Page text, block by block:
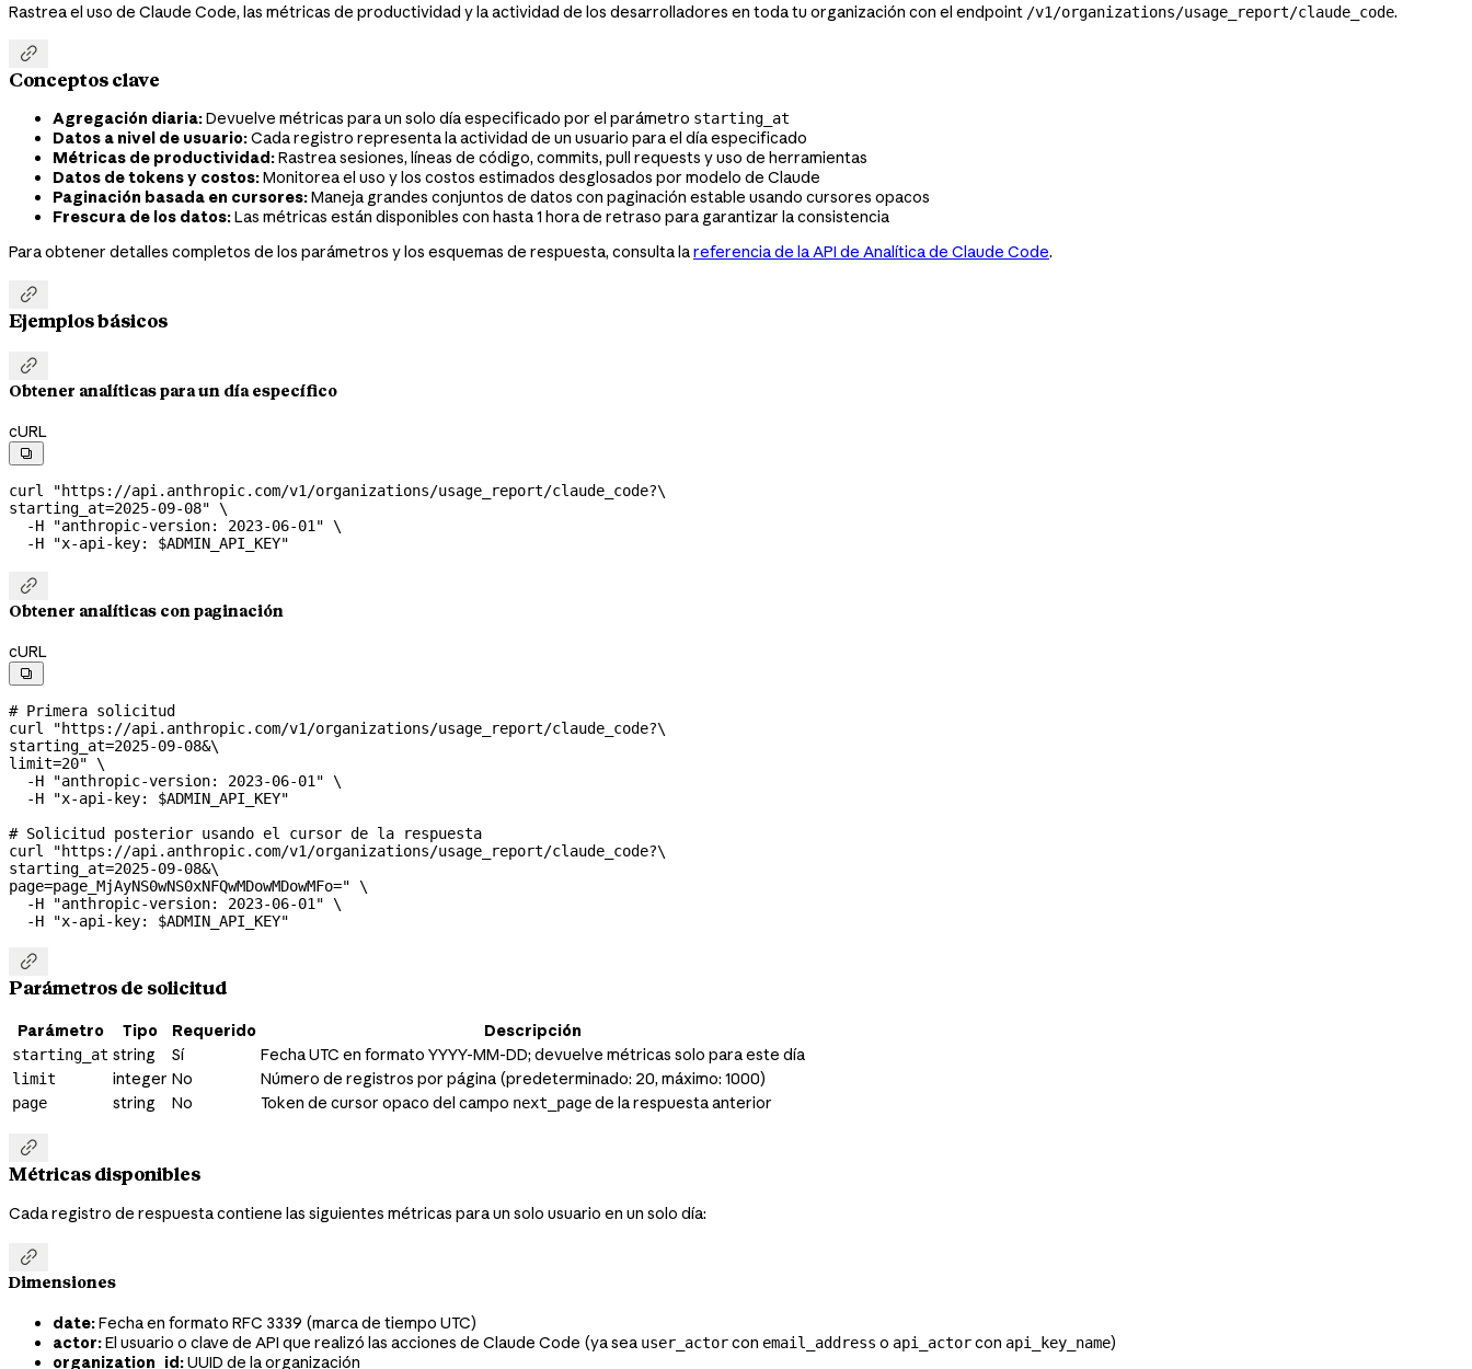
Rastrea el uso de Claude Code, las métricas de productividad y la actividad de los desarrolladores en toda tu organización con el endpoint /v1/organizations/usage_report/claude_code.

Conceptos clave
Agregación diaria:Devuelve métricas para un solo día especificado por el parámetro starting_at
Datos a nivel de usuario:Cada registro representa la actividad de un usuario para el día especificado
Métricas de productividad:Rastrea sesiones, líneas de código, commits, pull requests y uso de herramientas
Datos de tokens y costos:Monitorea el uso y los costos estimados desglosados por modelo de Claude
Paginación basada en cursores:Maneja grandes conjuntos de datos con paginación estable usando cursores opacos
Frescura de los datos:Las métricas están disponibles con hasta 1 hora de retraso para garantizar la consistencia
Para obtener detalles completos de los parámetros y los esquemas de respuesta, consulta lareferencia de la API de Analítica de Claude Code.

Ejemplos básicos

Obtener analíticas para un día específico
cURL

curl "https://api.anthropic.com/v1/organizations/usage_report/claude_code?\
starting_at=2025-09-08" \
  -H
"anthropic-version: 2023-06-01" \
  -H
"x-api-key: $ADMIN_API_KEY"

Obtener analíticas con paginación
cURL

# Primera solicitud
curl
"https://api.anthropic.com/v1/organizations/usage_report/claude_code?\
starting_at=2025-09-08&\
limit=20" \
  -H
"anthropic-version: 2023-06-01" \
  -H
"x-api-key: $ADMIN_API_KEY"
# Solicitud posterior usando el cursor de la respuesta
curl
"https://api.anthropic.com/v1/organizations/usage_report/claude_code?\
starting_at=2025-09-08&\
page=page_MjAyNS0wNS0xNFQwMDowMDowMFo=" \
  -H
"anthropic-version: 2023-06-01" \
  -H
"x-api-key: $ADMIN_API_KEY"

Parámetros de solicitud
Parámetro Tipo Requerido Descripción
starting_at string Sí Fecha UTC en formato YYYY-MM-DD; devuelve métricas solo para este día
limit integer No Número de registros por página (predeterminado: 20, máximo: 1000)
page string No Token de cursor opaco del campo next_pagede la respuesta anterior

Métricas disponibles
Cada registro de respuesta contiene las siguientes métricas para un solo usuario en un solo día:

Dimensiones
date:Fecha en formato RFC 3339 (marca de tiempo UTC)
actor:El usuario o clave de API que realizó las acciones de Claude Code (ya sea user_actorcon email_address o api_actorcon api_key_name)
organization_id:UUID de la organización